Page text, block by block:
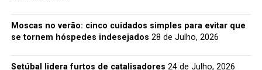
Moscas no verão: cinco cuidados simples para evitar que
se tornem hóspedes indesejados 28 de Julho, 2026
Setúbal lidera furtos de catalisadores 24 de Julho, 2026